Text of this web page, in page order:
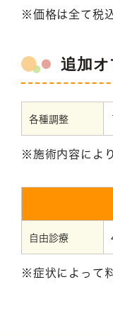
※価格は全て税
追加
各種調整
※施術内容によ
自由診療
※症状によって